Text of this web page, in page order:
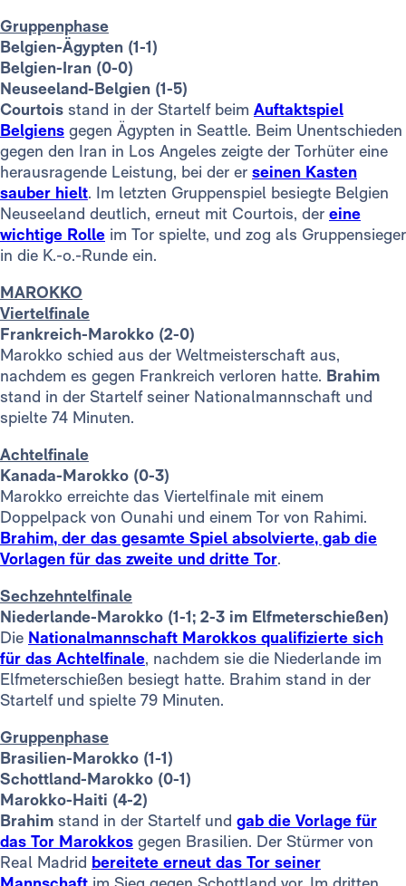
Gruppenphase
Belgien-Ägypten (1-1)
Belgien-Iran (0-0)
Neuseeland-Belgien (1-5)
Courtois stand in der Startelf beim Auftaktspiel
Belgiens gegen Ägypten in Seattle. Beim Unentschieden
gegen den Iran in Los Angeles zeigte der Torhüter eine
herausragende Leistung, bei der er seinen Kasten
sauber hielt. Im letzten Gruppenspiel besiegte Belgien
Neuseeland deutlich, erneut mit Courtois, der eine
wichtige Rolle im Tor spielte, und zog als Gruppensieger
in die K.-o.-Runde ein.
MAROKKO
Viertelfinale
Frankreich-Marokko (2-0)
Marokko schied aus der Weltmeisterschaft aus,
nachdem es gegen Frankreich verloren hatte. Brahim
stand in der Startelf seiner Nationalmannschaft und
spielte 74 Minuten.
Achtelfinale
Kanada-Marokko (0-3)
Marokko erreichte das Viertelfinale mit einem
Doppelpack von Ounahi und einem Tor von Rahimi.
Brahim, der das gesamte Spiel absolvierte, gab die
Vorlagen für das zweite und dritte Tor.
Sechzehntelfinale
Niederlande-Marokko (1-1; 2-3 im Elfmeterschießen)
Die Nationalmannschaft Marokkos qualifizierte sich
für das Achtelfinale, nachdem sie die Niederlande im
Elfmeterschießen besiegt hatte. Brahim stand in der
Startelf und spielte 79 Minuten.
Gruppenphase
Brasilien-Marokko (1-1)
Schottland-Marokko (0-1)
Marokko-Haiti (4-2)
Brahim stand in der Startelf und gab die Vorlage für
das Tor Marokkos gegen Brasilien. Der Stürmer von
Real Madrid bereitete erneut das Tor seiner